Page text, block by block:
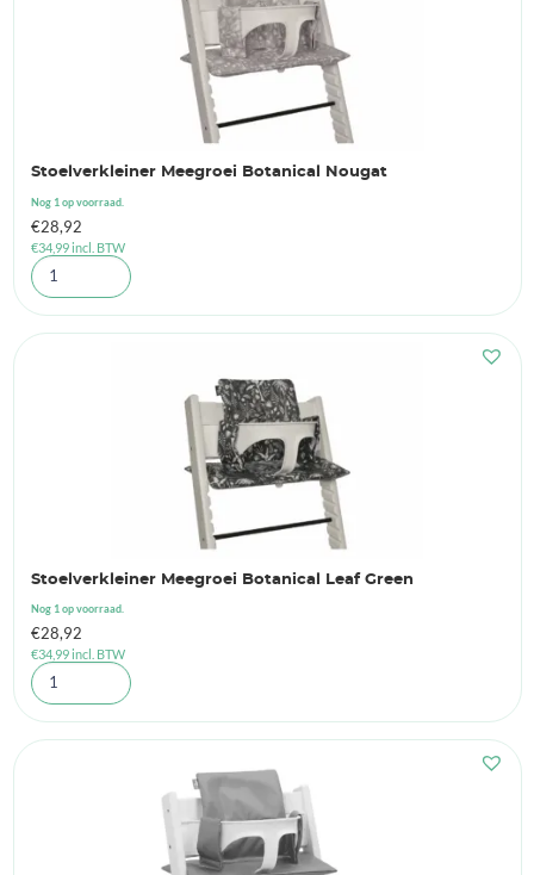
Stoelverkleiner Meegroei Botanical Nougat
Nog 1 op voorraad.
€28,92
€34,99incl. BTW
Stoelverkleiner Meegroei Botanical Leaf Green
Nog 1 op voorraad.
€28,92
€34,99incl. BTW